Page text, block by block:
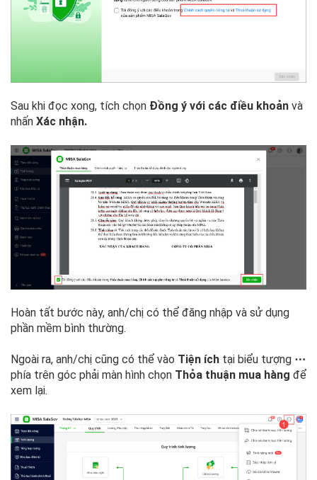
Sau khi đọc xong, tích chọn Đồng ý với các điều khoản và
nhấn Xác nhận.
Hoàn tất bước này, anh/chị có thể đăng nhập và sử dụng
phần mềm bình thường.
Ngoài ra, anh/chị cũng có thể vào Tiện ích tại biểu tượng ⋯
phía trên góc phải màn hình chọn Thỏa thuận mua hàng để
xem lại.